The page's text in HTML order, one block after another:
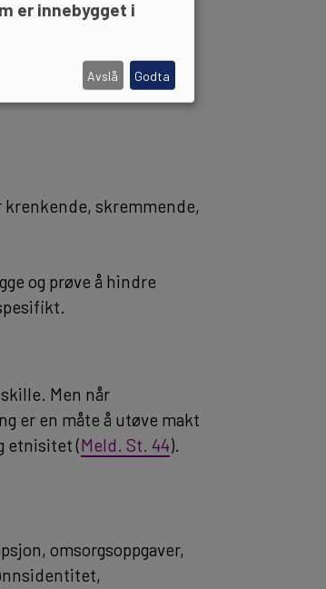
intensjoner,
skape ulikhet og
skremmende,
og prøve å hindre
Men når
er en måte å utøve makt
etnisitet (Meld. St. 44).
omsorgsoppgaver,
er innebygget i
Avslå Godta